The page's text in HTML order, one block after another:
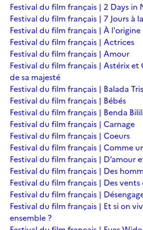
Festival du film français | 2 Days in
Festival du film français | 7 Jours à
Festival du film français | À l'origine
Festival du film français | Actrices
Festival du film français | Amour
Festival du film français | Astérix et
de sa majesté
Festival du film français | Balada
Festival du film français | Bébés
Festival du film français | Benda
Festival du film français | Carnage
Festival du film français | Coeurs
Festival du film français | Comme
Festival du film français | D’amour
Festival du film français | Des
Festival du film français | Des
Festival du film français |
Festival du film français | Et si on
ensemble ?